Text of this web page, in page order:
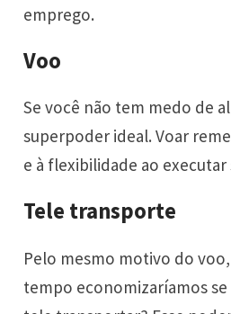
emprego.
Voo
Se você não tem medo de
superpoder ideal. Voar
e à flexibilidade ao executar
Tele transporte
Pelo mesmo motivo do
tempo economizaríamos